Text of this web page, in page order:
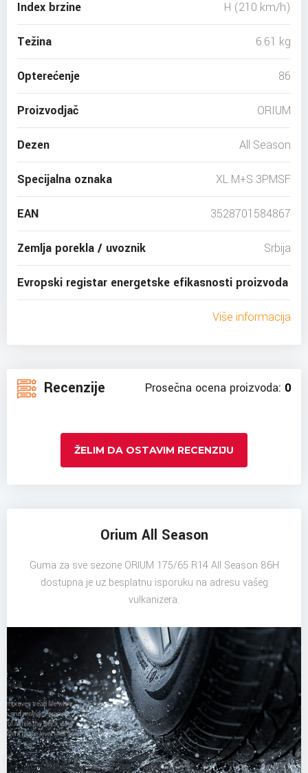
Index brzine H (210 km/h)
Težina 6.61 kg
Opterećenje 86
Proizvodjač ORIUM
Dezen All Season
Specijalna oznaka XL M+S 3PMSF
EAN 3528701584867
Zemlja porekla / uvoznik Srbija
Evropski registar energetske efikasnosti proizvoda
Više informacija
Recenzije Prosečna ocena proizvoda: 0
ŽELIM DA OSTAVIM RECENZIJU
Orium All Season
Guma za sve sezone ORIUM 175/65 R14 All Season 86H
dostupna je uz besplatnu isporuku na adresu vašeg
vulkanizera.